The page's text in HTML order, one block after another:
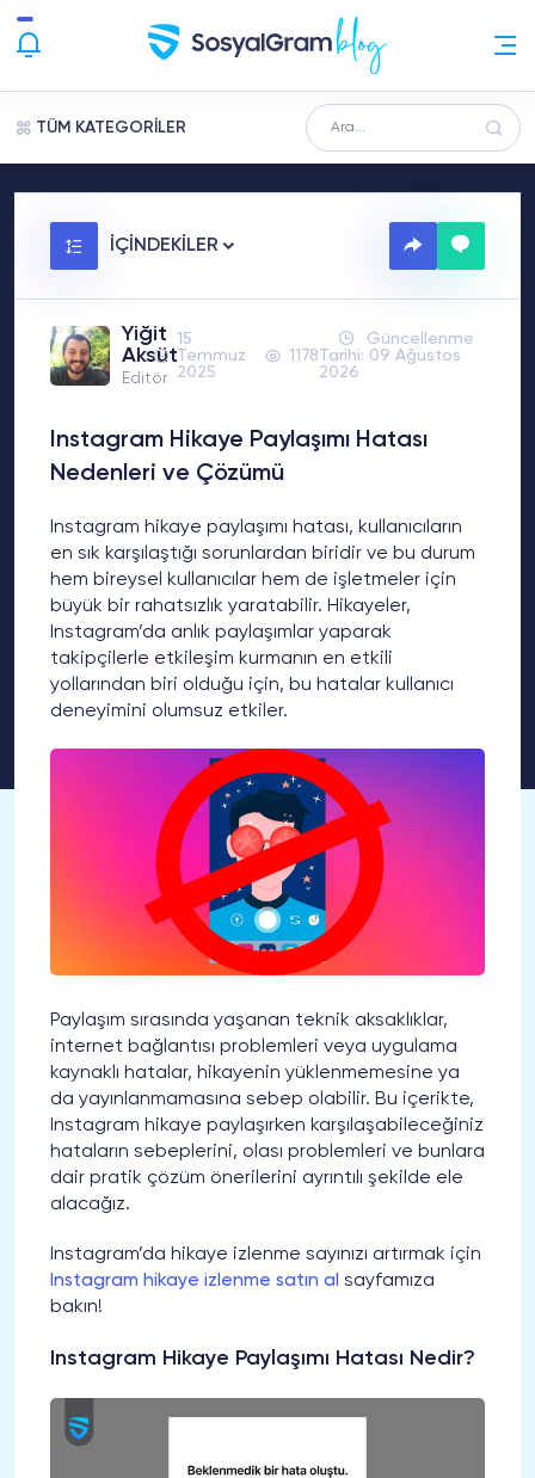
TÜM KATEGORİLER
İÇİNDEKİLER
Yiğit
Aksüt
Editör
15
Temmuz
2025
1178
Güncellenme
Tarihi: 09 Ağustos
2026
Instagram Hikaye Paylaşımı Hatası
Nedenleri ve Çözümü
Instagram hikaye paylaşımı hatası, kullanıcıların
en sık karşılaştığı sorunlardan biridir ve bu durum
hem bireysel kullanıcılar hem de işletmeler için
büyük bir rahatsızlık yaratabilir. Hikayeler,
Instagram’da anlık paylaşımlar yaparak
takipçilerle etkileşim kurmanın en etkili
yollarından biri olduğu için, bu hatalar kullanıcı
deneyimini olumsuz etkiler.
Paylaşım sırasında yaşanan teknik aksaklıklar,
internet bağlantısı problemleri veya uygulama
kaynaklı hatalar, hikayenin yüklenmemesine ya
da yayınlanmamasına sebep olabilir. Bu içerikte,
Instagram hikaye paylaşırken karşılaşabileceğiniz
hataların sebeplerini, olası problemleri ve bunlara
dair pratik çözüm önerilerini ayrıntılı şekilde ele
alacağız.
Instagram’da hikaye izlenme sayınızı artırmak için
Instagram hikaye izlenme satın al sayfamıza
bakın!
Instagram Hikaye Paylaşımı Hatası Nedir?